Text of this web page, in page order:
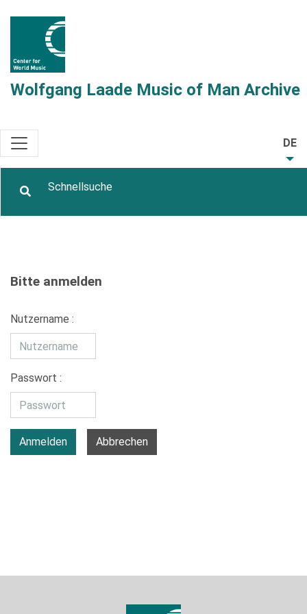
Wolfgang Laade Music of Man Archive
DE
Bitte anmelden
Nutzername :
Passwort :
Anmelden Abbrechen